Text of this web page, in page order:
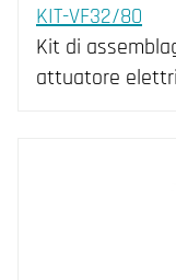
KIT-VF32/80
Kit di
attuatore